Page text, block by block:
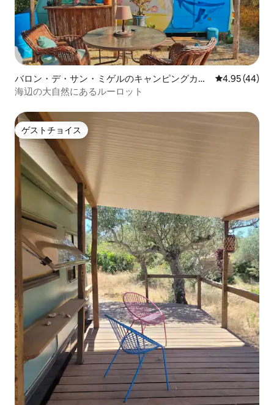
バロン・デ・サン・ミゲルのキャンピングカ
ー・RV
レビュー44
4.95 (44)
海辺の大自然にあるルーロット
ゲストチョイス
ゲストチョイス